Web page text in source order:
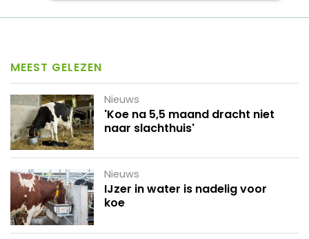
MEEST GELEZEN
Nieuws
'Koe na 5,5 maand dracht niet
naar slachthuis'
Nieuws
IJzer in water is nadelig voor
koe